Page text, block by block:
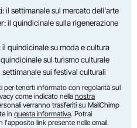
: il settimanale sul mercato dell'arte
: il quindicinale sulla rigenerazione
il quindicinale su moda e cultura
sul turismo culturale
settimanale sui festival culturali
per tenerti informato con regolarità sul
come indicato nella nostra
verranno trasferiti su MailChimp
in questa informativa. Potrai
l'apposito link presente nelle email.